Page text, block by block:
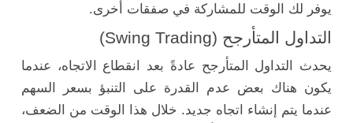
يوفر لك الوقت للمشاركة في صفقات أخرى.
التداول المتأرجح (Swing Trading)
يحدث التداول المتأرجح عادةً بعد انقطاع الاتجاه، عندما
يكون هناك بعض عدم القدرة على التنبؤ بسعر السهم
عندما يتم إنشاء اتجاه جديد. خلال هذا الوقت من الضعف،